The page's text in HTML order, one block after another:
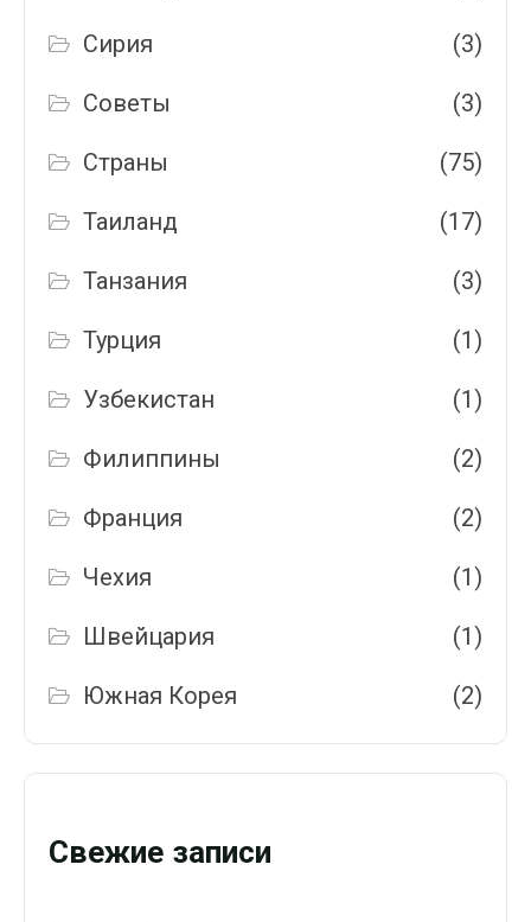
Сирия (3)
Советы (3)
Страны (75)
Таиланд (17)
Танзания (3)
Турция (1)
Узбекистан (1)
Филиппины (2)
Франция (2)
Чехия (1)
Швейцария (1)
Южная Корея (2)
Свежие записи